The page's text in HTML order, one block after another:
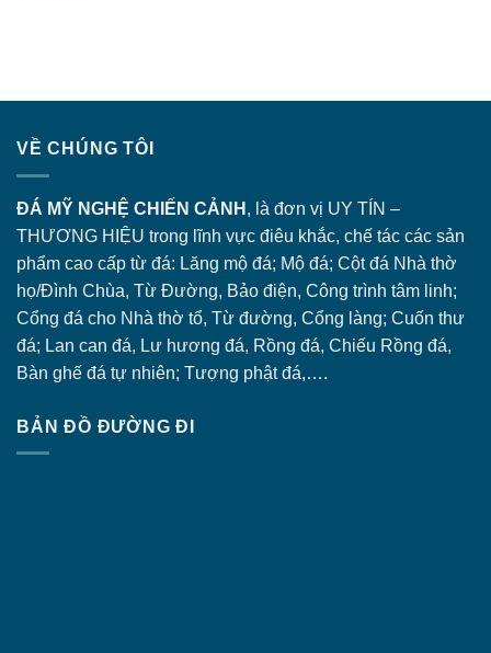
VỀ CHÚNG TÔI
ĐÁ MỸ NGHỆ CHIẾN CẢNH , là đơn vị UY TÍN –
THƯƠNG HIỆU trong lĩnh vực điêu khắc, chế tác các sản
phẩm cao cấp từ đá: Lăng mộ đá; Mộ đá; Cột đá Nhà thờ
họ/Đình Chùa, Từ Đường, Bảo điện, Công trình tâm linh;
Cổng đá cho Nhà thờ tổ, Từ đường, Cổng làng; Cuốn thư
đá; Lan can đá, Lư hương đá, Rồng đá, Chiếu Rồng đá,
Bàn ghế đá tự nhiên; Tượng phật đá,….
BẢN ĐỒ ĐƯỜNG ĐI